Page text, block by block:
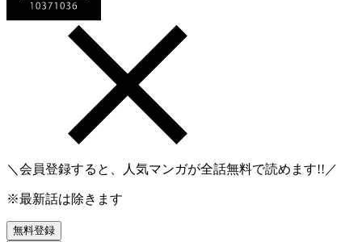
＼会員登録すると、人気マンガが全話無料で読めます!!／
※最新話は除きます
無料登録